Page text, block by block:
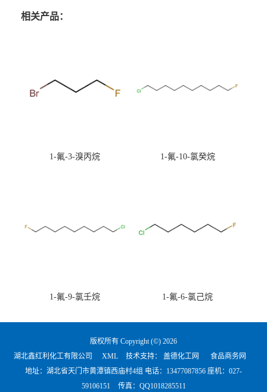
相关产品：
1-氟-3-溴丙烷 1-氟-10-氯癸烷
1-氟-9-氯壬烷 1-氟-6-氯己烷
版权所有 Copyright (©) 2026
湖北鑫红利化工有限公司
XML 技术支持： 盖德化工网
食品商务网
地址：湖北省天门市黄潭镇西庙村4组 电话： 13477087856 座机：027-
59106151
传真：QQ1018285511